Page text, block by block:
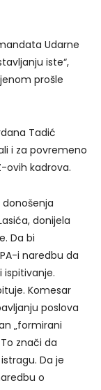
Udarne
iste“,
prošle
Tadić
i za povremeno
ovih kadrova.
donijela
Da bi
i naredbu da
ispitivanje.
Komesar
poslova
„formirani
znači da
Da je
o